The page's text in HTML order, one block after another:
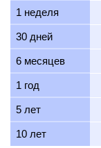
12 июля 2026
11 июля 2026
10 июля 2026
9 июля 2026
1 неделя
30 дней
6 месяцев
1 год
5 лет
10 лет